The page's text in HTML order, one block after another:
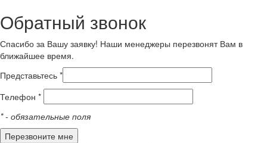
Обратный звонок
Спасибо за Вашу заявку! Наши менеджеры перезвонят Вам в
ближайшее время.
Представьтесь *
Телефон *
*- обязательные поля